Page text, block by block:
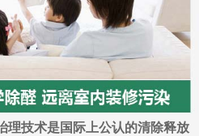
技术是国际上公认的清除释放